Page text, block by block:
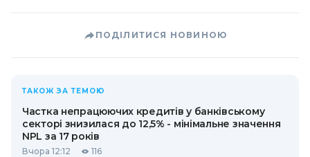
ПОДІЛИТИСЯ НОВИНОЮ
ТАКОЖ ЗА ТЕМОЮ
Частка непрацюючих кредитів у банківському
секторі знизилася до 12,5% - мінімальне значення
NPL за 17 років
Вчора 12:12 116